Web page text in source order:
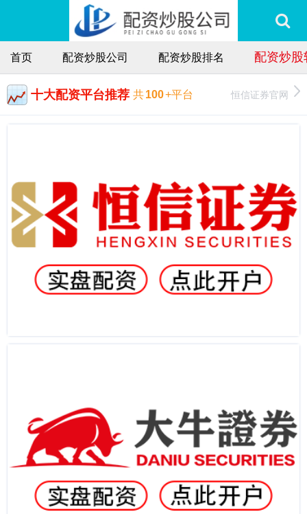
首页 配资炒股公司 配资炒股排名 配资炒股
十大配资平台推荐 共100+平台 恒信证券官网